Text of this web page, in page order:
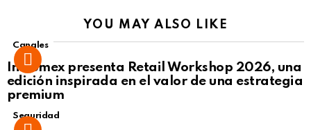
YOU MAY ALSO LIKE
Canales
Intcomex presenta Retail Workshop 2026, una
edición inspirada en el valor de una estrategia
premium
Seguridad